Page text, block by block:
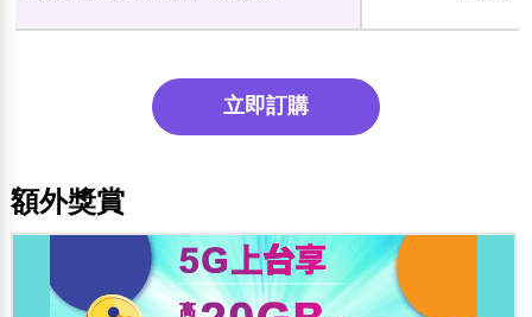
立即訂購
額外獎賞